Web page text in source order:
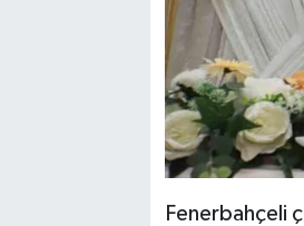
Fenerbahçeli